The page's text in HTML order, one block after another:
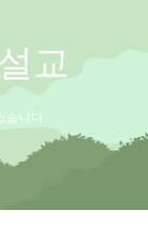
교
습니다.